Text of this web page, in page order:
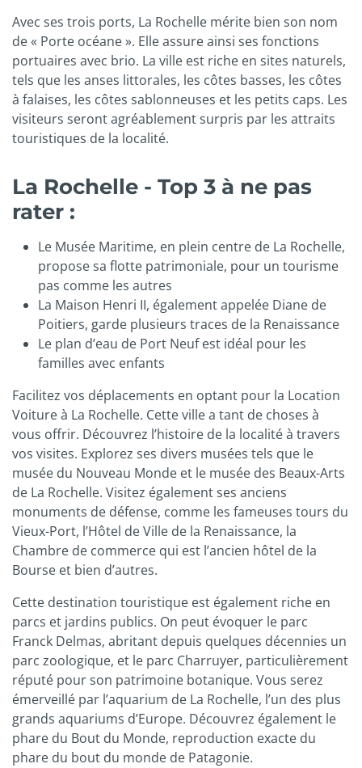
Avec ses trois ports, La Rochelle mérite bien son nom
de « Porte océane ». Elle assure ainsi ses fonctions
portuaires avec brio. La ville est riche en sites naturels,
tels que les anses littorales, les côtes basses, les côtes
à falaises, les côtes sablonneuses et les petits caps. Les
visiteurs seront agréablement surpris par les attraits
touristiques de la localité.
La Rochelle - Top 3 à ne pas
rater :
Le Musée Maritime, en plein centre de La Rochelle,
propose sa flotte patrimoniale, pour un tourisme
pas comme les autres
La Maison Henri II, également appelée Diane de
Poitiers, garde plusieurs traces de la Renaissance
Le plan d’eau de Port Neuf est idéal pour les
familles avec enfants
Facilitez vos déplacements en optant pour la Location
Voiture à La Rochelle. Cette ville a tant de choses à
vous offrir. Découvrez l’histoire de la localité à travers
vos visites. Explorez ses divers musées tels que le
musée du Nouveau Monde et le musée des Beaux-Arts
de La Rochelle. Visitez également ses anciens
monuments de défense, comme les fameuses tours du
Vieux-Port, l’Hôtel de Ville de la Renaissance, la
Chambre de commerce qui est l’ancien hôtel de la
Bourse et bien d’autres.
Cette destination touristique est également riche en
parcs et jardins publics. On peut évoquer le parc
Franck Delmas, abritant depuis quelques décennies un
parc zoologique, et le parc Charruyer, particulièrement
réputé pour son patrimoine botanique. Vous serez
émerveillé par l’aquarium de La Rochelle, l’un des plus
grands aquariums d’Europe. Découvrez également le
phare du Bout du Monde, reproduction exacte du
phare du bout du monde de Patagonie.